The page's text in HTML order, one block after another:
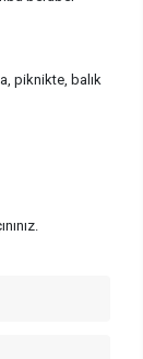
piknikte, balık